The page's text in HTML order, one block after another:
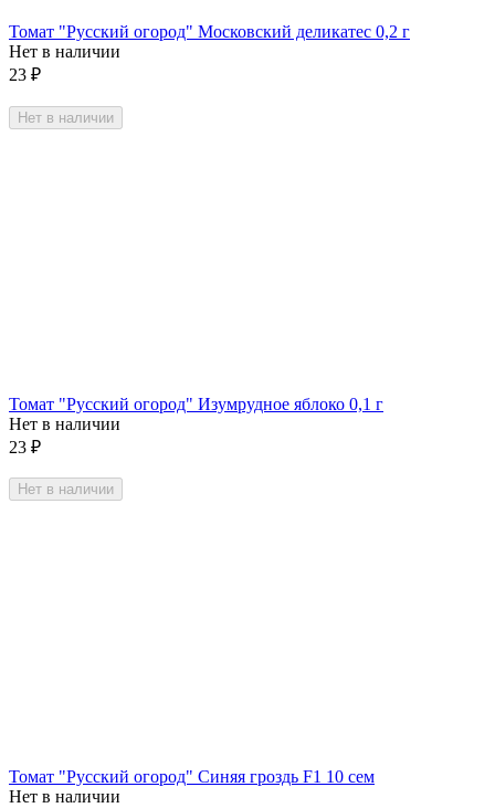
Томат "Русский огород" Московский деликатес 0,2 г
Нет в наличии
23 ₽
Нет в наличии
Томат "Русский огород" Изумрудное яблоко 0,1 г
Нет в наличии
23 ₽
Нет в наличии
Томат "Русский огород" Синяя гроздь F1 10 сем
Нет в наличии